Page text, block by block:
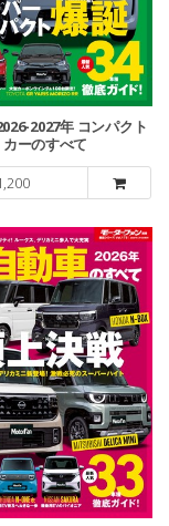
2027年 コンパクト
カーのすべて